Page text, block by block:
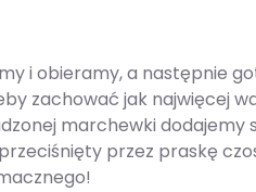
i obieramy, a następnie
zachować jak najwięcej
marchewki dodajemy
przez praskę